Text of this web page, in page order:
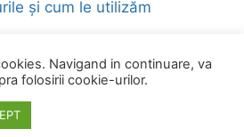
și cum le utilizăm
și citate din cărți• Construit cu
Navigand in continuare, va
folosirii cookie-urilor.